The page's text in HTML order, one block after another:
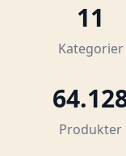
11
Kategorier
Produkter